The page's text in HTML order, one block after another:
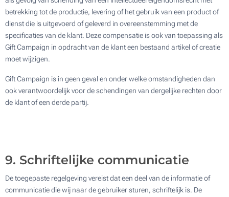
betrekking tot de productie, levering of het gebruik van een product of
dienst die is uitgevoerd of geleverd in overeenstemming met de
specificaties van de klant. Deze compensatie is ook van toepassing als
Gift Campaign in opdracht van de klant een bestaand artikel of creatie
moet wijzigen.
Gift Campaign is in geen geval en onder welke omstandigheden dan
ook verantwoordelijk voor de schendingen van dergelijke rechten door
de klant of een derde partij.
9. Schriftelijke communicatie
De toegepaste regelgeving vereist dat een deel van de informatie of
communicatie die wij naar de gebruiker sturen, schriftelijk is. De